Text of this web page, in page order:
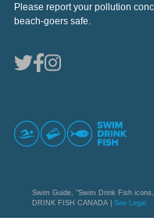
Please report your pollution
beach-goers safe.
Swim Guide, "Swim Drink Fish
DRINK FISH CANADA | See Legal